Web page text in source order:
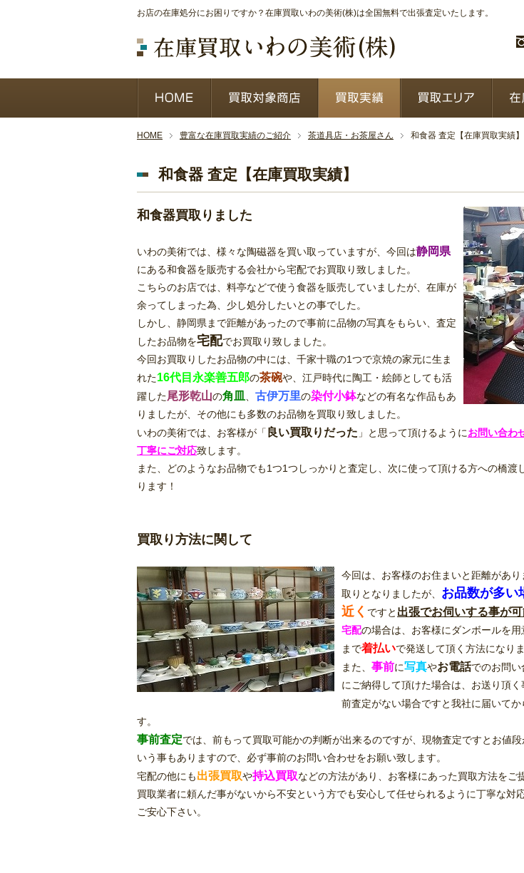
お店の在庫処分にお困りですか？在庫買取いわの美術(株)は全国無料で出張査定いたします。
HOME 豊富な在庫買取実績のご紹介 茶道具店・お茶屋さん 和食器 査定【在庫買取実績】
和食器 査定【在庫買取実績】
和食器買取りました
いわの美術では、様々な陶磁器を買い取っていますが、今回は静岡県
にある和食器を販売する会社から宅配でお買取り致しました。
こちらのお店では、料亭などで使う食器を販売していましたが、在庫が
余ってしまった為、少し処分したいとの事でした。
しかし、静岡県まで距離があったので事前に品物の写真をもらい、査定
したお品物を宅配でお買取り致しました。
今回お買取りしたお品物の中には、千家十職の1つで京焼の家元に生ま
れた16代目永楽善五郎の茶碗や、江戸時代に陶工・絵師としても活
躍した尾形乾山の角皿 古伊万里の染付小鉢などの有名な作品もあ
りましたが、その他にも多数のお品物を買取り致しました。
いわの美術では、お客様が「 良い買取りだった 」と思って頂けるようにお問い合わ
丁寧にご対応致します。
また、どのようなお品物でも1つ1つしっかりと査定し、次に使って頂ける方への橋渡
ります！
買取り方法に関して
今回は、お客様のお住まいと距離があ
取りとなりましたが、 お品数が多い
近く ですと 出張でお伺いする事が
宅配の場合は、お客様にダンボールを
まで着払いで発送して頂く方法になりま
また、 事前に写真やお電話でのお問い
にご納得して頂けた場合は、お送り頂
前査定がない場合ですと我社に届いてか
す。
事前査定では、前もって買取可能かの判断が出来るのですが、現物査定ですとお値
いう事もありますので、必ず事前のお問い合わせをお願い致します。
宅配の他にも出張買取や持込買取などの方法があり、お客様にあった買取方法をご
買取業者に頼んだ事がないから不安という方でも安心して任せられるように丁寧な対
ご安心下さい。